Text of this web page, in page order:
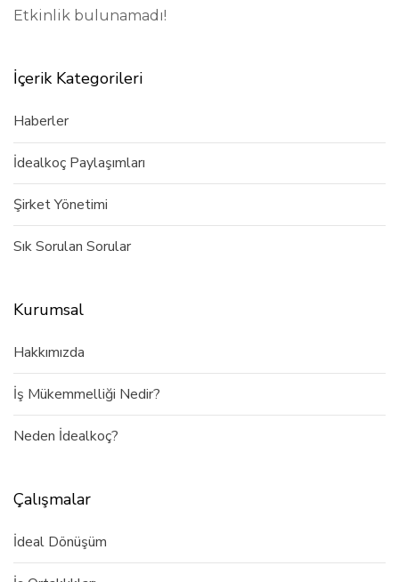
Etkinlik bulunamadı!
İçerik Kategorileri
Haberler
İdealkoç Paylaşımları
Şirket Yönetimi
Sık Sorulan Sorular
Kurumsal
Hakkımızda
İş Mükemmelliği Nedir?
Neden İdealkoç?
Çalışmalar
İdeal Dönüşüm